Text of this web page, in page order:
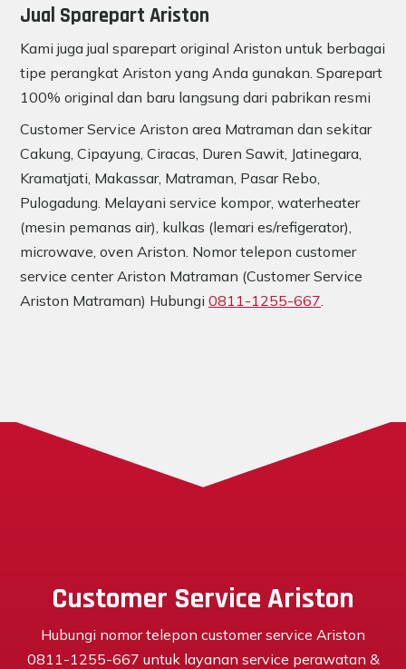
Jual Sparepart Ariston
Kami juga jual sparepart original Ariston untuk berbagai
tipe perangkat Ariston yang Anda gunakan. Sparepart
100% original dan baru langsung dari pabrikan resmi
Customer Service Ariston area Matraman dan sekitar
Cakung, Cipayung, Ciracas, Duren Sawit, Jatinegara,
Kramatjati, Makassar, Matraman, Pasar Rebo,
Pulogadung. Melayani service kompor, waterheater
(mesin pemanas air), kulkas (lemari es/refigerator),
microwave, oven Ariston. Nomor telepon customer
service center Ariston Matraman (Customer Service
Ariston Matraman) Hubungi 0811-1255-667.
Customer Service Ariston
Hubungi nomor telepon customer service Ariston
0811-1255-667 untuk layanan service perawatan &